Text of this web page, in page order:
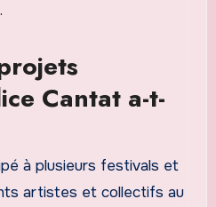
Cantat a-t-
à plusieurs festivals et
artistes et collectifs au